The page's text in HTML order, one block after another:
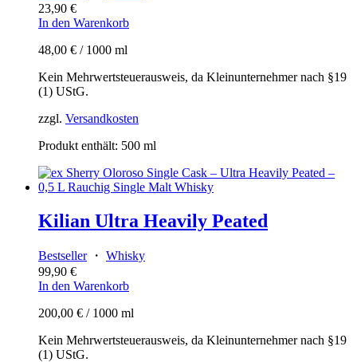
23,90 €
In den Warenkorb
48,00 € / 1000 ml
Kein Mehrwertsteuerausweis, da Kleinunternehmer nach §19
(1) UStG.
zzgl. Versandkosten
Produkt enthält: 500 ml
Kilian Ultra Heavily Peated
Bestseller・ Whisky
99,90 €
In den Warenkorb
200,00 € / 1000 ml
Kein Mehrwertsteuerausweis, da Kleinunternehmer nach §19
(1) UStG.